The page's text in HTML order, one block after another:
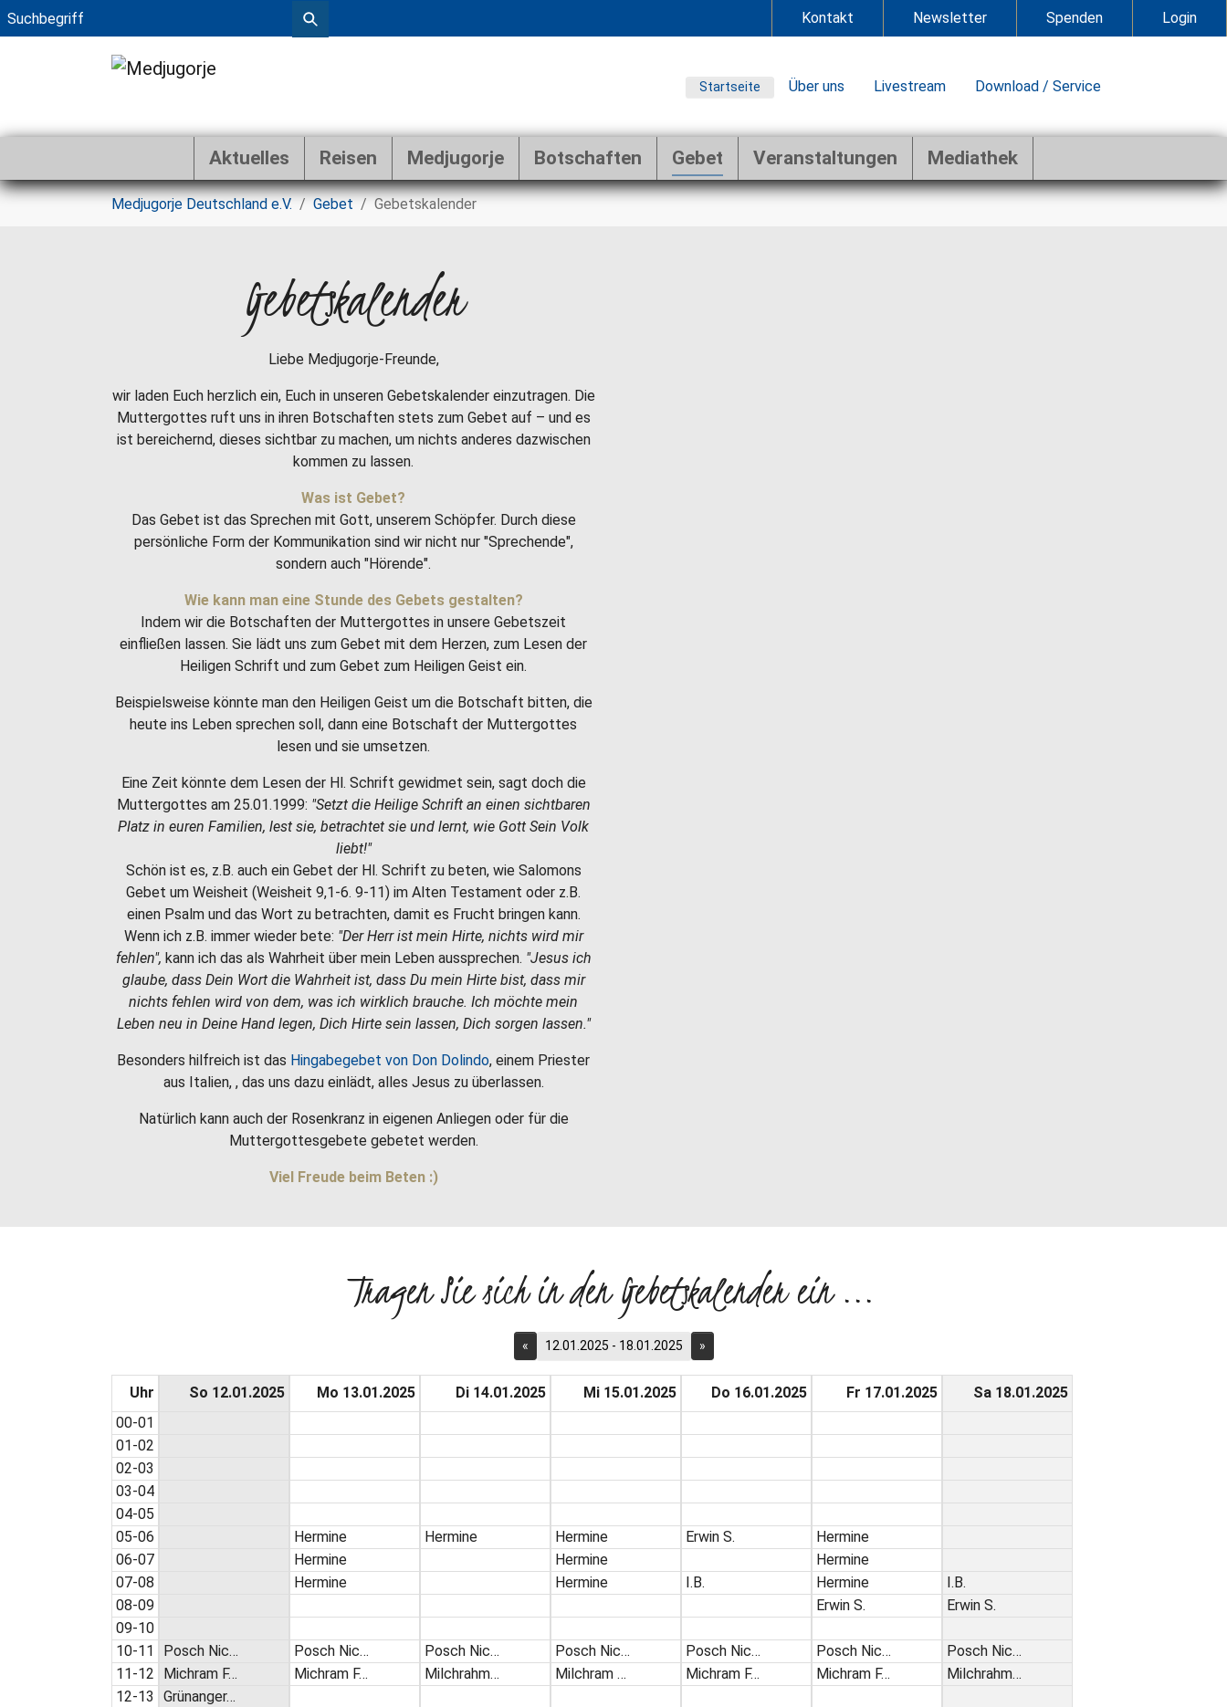
Zum Hauptinhalt springen
Kontakt Newsletter Spenden Login
Startseite Über uns Livestream Download / Service
Aktuelles Reisen Medjugorje Botschaften Gebet Veranstaltungen Mediathek
Sie sind hier:
Medjugorje Deutschland e.V. Gebet Gebetskalender
Gebetskalender
Liebe Medjugorje-Freunde,
wir laden Euch herzlich ein, Euch in unseren Gebetskalender einzutragen. Die
Muttergottes ruft uns in ihren Botschaften stets zum Gebet auf – und es
ist bereichernd, dieses sichtbar zu machen, um nichts anderes dazwischen
kommen zu lassen.
Was ist Gebet?
Das Gebet ist das Sprechen mit Gott, unserem Schöpfer. Durch diese
persönliche Form der Kommunikation sind wir nicht nur "Sprechende",
sondern auch "Hörende".
Wie kann man eine Stunde des Gebets gestalten?
Indem wir die Botschaften der Muttergottes in unsere Gebetszeit
einfließen lassen. Sie lädt uns zum Gebet mit dem Herzen, zum Lesen der
Heiligen Schrift und zum Gebet zum Heiligen Geist ein.
Beispielsweise könnte man den Heiligen Geist um die Botschaft bitten, die
heute ins Leben sprechen soll, dann eine Botschaft der Muttergottes
lesen und sie umsetzen.
Eine Zeit könnte dem Lesen der Hl. Schrift gewidmet sein, sagt doch die
Muttergottes am 25.01.1999: "Setzt die Heilige Schrift an einen sichtbaren
Platz in euren Familien, lest sie, betrachtet sie und lernt, wie Gott Sein Volk
liebt!"
Schön ist es, z.B. auch ein Gebet der Hl. Schrift zu beten, wie Salomons
Gebet um Weisheit (Weisheit 9,1-6. 9-11) im Alten Testament oder z.B.
einen Psalm und das Wort zu betrachten, damit es Frucht bringen kann.
Wenn ich z.B. immer wieder bete: "Der Herr ist mein Hirte, nichts wird mir
fehlen", kann ich das als Wahrheit über mein Leben aussprechen. "Jesus ich
glaube, dass Dein Wort die Wahrheit ist, dass Du mein Hirte bist, dass mir
nichts fehlen wird von dem, was ich wirklich brauche. Ich möchte mein
Leben neu in Deine Hand legen, Dich Hirte sein lassen, Dich sorgen lassen."
Besonders hilfreich ist das Hingabegebet von Don Dolindo, einem Priester
aus Italien, , das uns dazu einlädt, alles Jesus zu überlassen.
Natürlich kann auch der Rosenkranz in eigenen Anliegen oder für die
Muttergottesgebete gebetet werden.
Viel Freude beim Beten :)
Tragen Sie sich in den Gebetskalender ein ...
« 12.01.2025 - 18.01.2025 »
Uhr
00-01
01-02
02-03
03-04
04-05
05-06
06-07
07-08
08-09
09-10
10-11
11-12
12-13
So 12.01.2025
Posch Nic…
Michram F…
Grünanger…
Mo 13.01.2025
Hermine
Hermine
Hermine
Posch Nic…
Michram F…
Di 14.01.2025
Hermine
Posch Nic…
Milchrahm…
Mi 15.01.2025
Hermine
Hermine
Hermine
Posch Nic…
Milchram …
Do 16.01.2025
Erwin S.
I.B.
Posch Nic…
Michram F…
Fr 17.01.2025
Hermine
Hermine
Hermine
Erwin S.
Posch Nic…
Michram F…
Sa 18.01.2025
I.B.
Erwin S.
Posch Nic…
Milchrahm…